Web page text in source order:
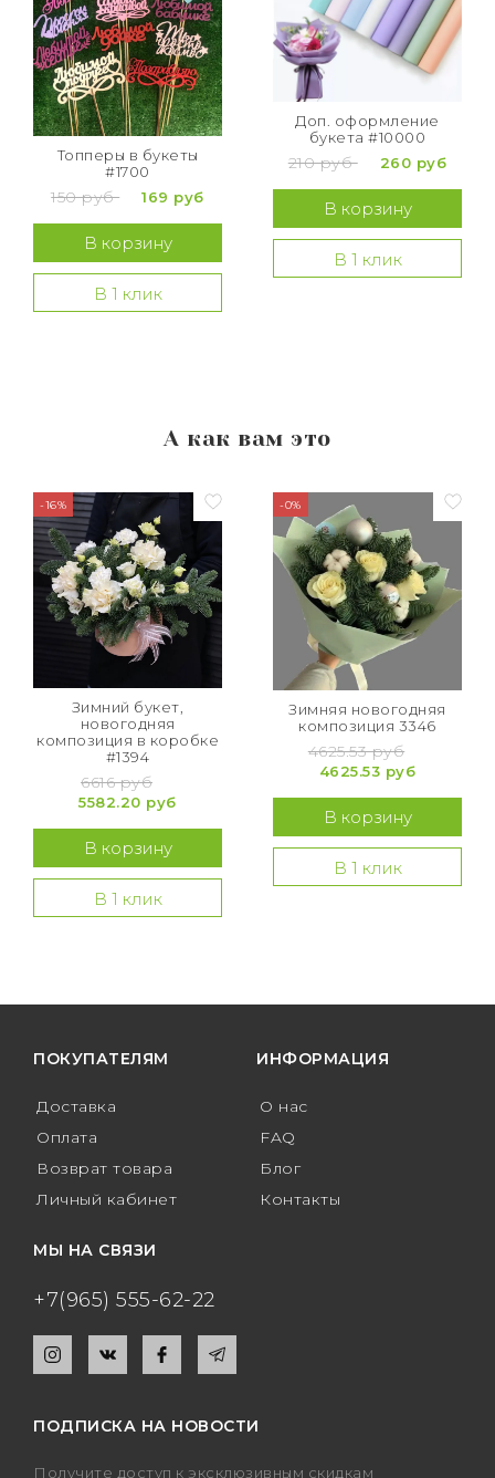
Топперы в букеты
#1700
150 руб 169 руб
В корзину
В 1 клик
Доп. оформление
букета #10000
210 руб 260 руб
В корзину
В 1 клик
А как вам это
-16%
Зимний букет,
новогодняя
композиция в коробке
#1394
6616 руб
5582.20 руб
В корзину
В 1 клик
-0%
Зимняя новогодняя
композиция 3346
4625.53 руб
4625.53 руб
В корзину
В 1 клик
ПОКУПАТЕЛЯМ
Доставка
Оплата
Возврат товара
Личный кабинет
ИНФОРМАЦИЯ
О нас
FAQ
Блог
Контакты
МЫ НА СВЯЗИ
+7(965) 555-62-22
ПОДПИСКА НА НОВОСТИ
Получите доступ к эксклюзивным скидкам